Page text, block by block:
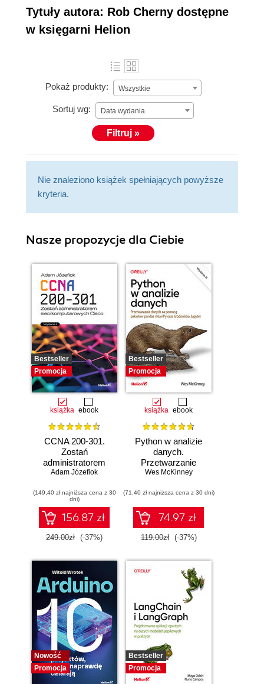
Tytuły autora: Rob Cherny dostępne
w księgarni Helion
Pokaż produkty: Wszystkie
Sortuj wg: Data wydania
Filtruj »
Nie znaleziono książek spełniających powyższe
kryteria.
Nasze propozycje dla Ciebie
Bestseller
Promocja
książka ebook
CCNA 200-301.
Zostań
administratorem
sieci
Cisco. Wydanie II
Adam Józefiok
(149,40 zł najniższa cena z 30
dni)
156.87 zł
249.00zł (-37%)
Bestseller
Promocja
książka ebook
Python w analizie
danych.
Przetwarzanie
danych za pomocą
NumPy oraz
środowiska
Jupyter. Wydanie
III
Wes McKinney
(71,40 zł najniższa cena z 30 dni)
74.97 zł
119.00zł (-37%)
Nowość
Promocja
Bestseller
Promocja